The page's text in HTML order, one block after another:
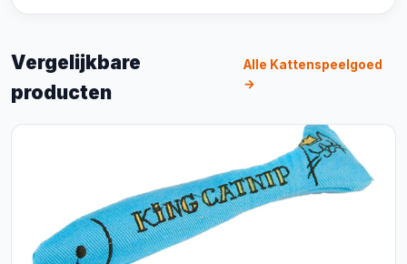
Vergelijkbare
producten
Alle Kattenspeelgoed
→